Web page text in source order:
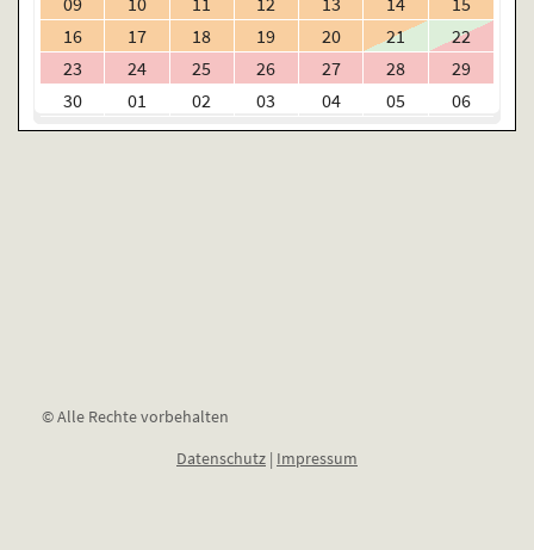
16
17 18 19 20 21
22
23
24 25 26 27 28
29
30
01 02 03 04 05 06
© Alle Rechte vorbehalten
Datenschutz | Impressum